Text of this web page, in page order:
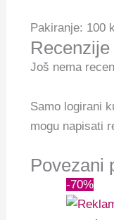
Pakiranje: 100
Recenzije
Još nema
Samo logirani
mogu napisati
Povezani
-70%